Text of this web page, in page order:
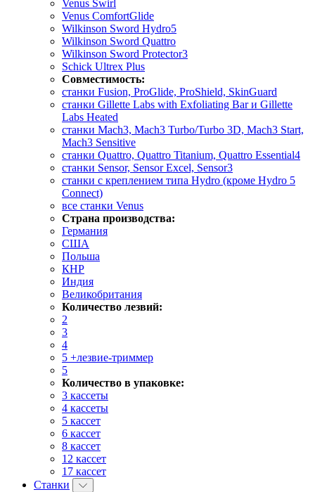
Venus Swirl
Venus ComfortGlide
Wilkinson Sword Hydro5
Wilkinson Sword Quattro
Wilkinson Sword Protector3
Schick Ultrex Plus
Совместимость:
станки Fusion, ProGlide, ProShield, SkinGuard
станки Gillette Labs with Exfoliating Bar и Gillette
Labs Heated
станки Mach3, Mach3 Turbo/Turbo 3D, Mach3 Start,
Mach3 Sensitive
станки Quattro, Quattro Titanium, Quattro Essential4
станки Sensor, Sensor Excel, Sensor3
станки с креплением типа Hydro (кроме Hydro 5
Connect)
все станки Venus
Страна производства:
Германия
США
Польша
КНР
Индия
Великобритания
Количество лезвий:
2
3
4
5 +лезвие-триммер
5
Количество в упаковке:
3 кассеты
4 кассеты
5 кассет
6 кассет
8 кассет
12 кассет
17 кассет
Станки